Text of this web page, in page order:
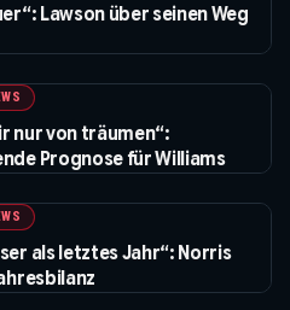
Lawson über seinen Weg
nur von träumen“:
Prognose für Williams
als letztes Jahr“: Norris